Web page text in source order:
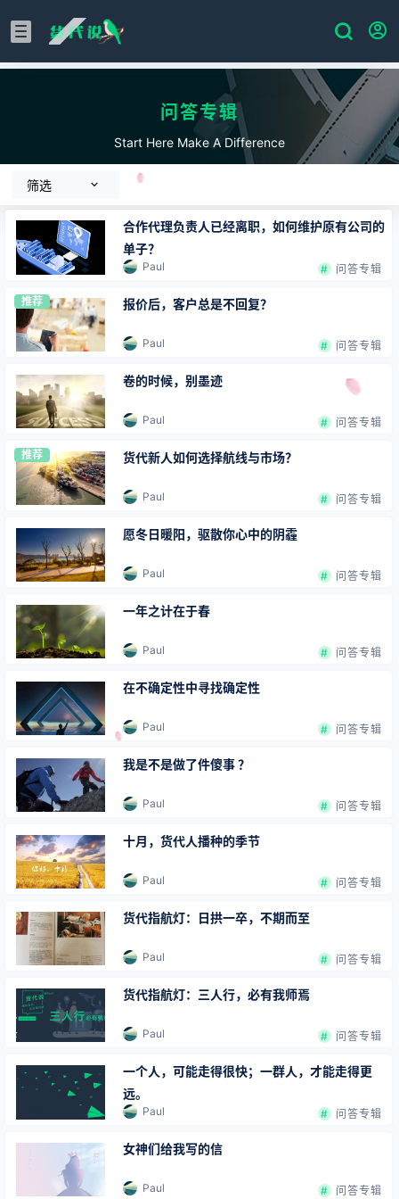
问答专辑
Start Here Make A Difference
筛选
合作代理负责人已经离职，如何维护原有公司的
单子？
Paul 问答专辑
推荐 报价后，客户总是不回复？
Paul 问答专辑
卷的时候，别墨迹
Paul 问答专辑
推荐 货代新人如何选择航线与市场？
Paul 问答专辑
愿冬日暖阳，驱散你心中的阴霾
Paul 问答专辑
一年之计在于春
Paul 问答专辑
在不确定性中寻找确定性
Paul 问答专辑
我是不是做了件傻事 ？
Paul 问答专辑
十月，货代人播种的季节
Paul 问答专辑
货代指航灯：日拱一卒，不期而至
Paul 问答专辑
货代指航灯：三人行，必有我师焉
Paul 问答专辑
一个人，可能走得很快；一群人，才能走得更
远。
Paul 问答专辑
女神们给我写的信
Paul 问答专辑